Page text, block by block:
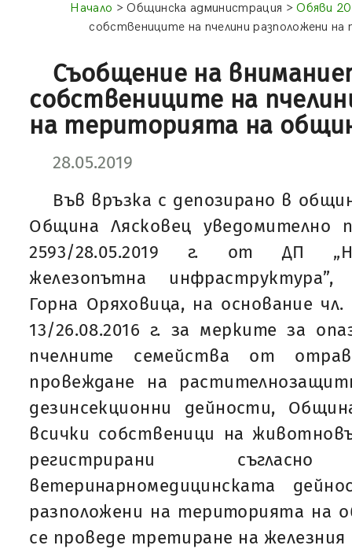
Начало > Общинска администрация >Обяви
собствениците на пчелини разположени
Съобщение на
собствениците на
на територията на
28.05.2019
Във връзка с депозирано в
Община Лясковец
2593/28.05.2019 г. от ДП
железопътна
Горна Оряховица, на основание
13/26.08.2016 г. за мерките за
пчелните семейства от
провеждане на
дезинсекционни дейности,
всички собственици на
регистрирани
ветеринарномедицинската
разположени на територията на
се проведе третиране на